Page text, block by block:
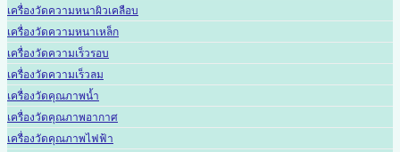
เครื่องวัดความหนาผิวเคลือบ
เครื่องวัดความหนาเหล็ก
เครื่องวัดความเร็วรอบ
เครื่องวัดความเร็วลม
เครื่องวัดคุณภาพน้ำ
เครื่องวัดคุณภาพอากาศ
เครื่องวัดคุณภาพไฟฟ้า